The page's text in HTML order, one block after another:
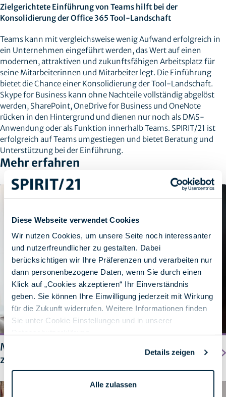
Diese Webseite verwendet Cookies
Wir nutzen Cookies, um unsere Seite noch interessanter
und nutzerfreundlicher zu gestalten. Dabei
berücksichtigen wir Ihre Präferenzen und verarbeiten nur
dann personenbezogene Daten, wenn Sie durch einen
Klick auf „Cookies akzeptieren“ Ihr Einverständnis
geben. Sie können Ihre Einwilligung jederzeit mit Wirkung
für die Zukunft widerrufen. Weitere Informationen finden
Sie unter Cookie Einstellungen und in unserer
Details zeigen
Alle zulassen
Zielgerichtete Einführung von Teams hilft bei der
Konsolidierung der Office 365 Tool-Landschaft
Teams kann mit vergleichsweise wenig Aufwand erfolgreich in
ein Unternehmen eingeführt werden, das Wert auf einen
modernen, attraktiven und zukunftsfähigen Arbeitsplatz für
seine Mitarbeiterinnen und Mitarbeiter legt. Die Einführung
bietet die Chance einer Konsolidierung der Tool-Landschaft.
Skype for Business kann ohne Nachteile vollständig abgelöst
werden, SharePoint, OneDrive for Business und OneNote
rücken in den Hintergrund und dienen nur noch als DMS-
Anwendung oder als Funktion innerhalb Teams. SPIRIT/21 ist
erfolgreich auf Teams umgestiegen und bietet Beratung und
Unterstützung bei der Einführung.
Mehr erfahren
Microsoft Teams: Effizient
zusammenarbeiten und zügig navigieren
© Foto von Kindel Media: https://www.pexels.com/de-de/foto/mann-menschen-frau-
tasse-7688460/